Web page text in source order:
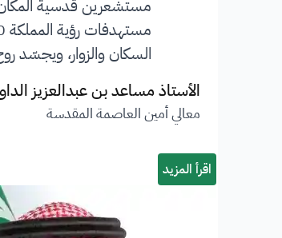
مستشعرين قدسية المكان
السكان والزوار، ويجسّد
الأستاذ مساعد بن عبدالعزيز
معالي أمين العاصمة المقدسة